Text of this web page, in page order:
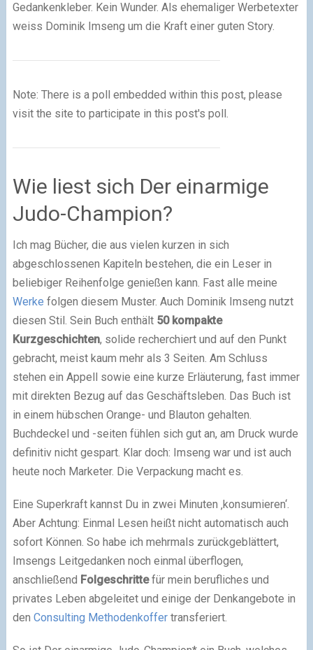
Gedankenkleber. Kein Wunder. Als ehemaliger Werbetexter
weiss Dominik Imseng um die Kraft einer guten Story.
Note: There is a poll embedded within this post, please
visit the site to participate in this post's poll.
Wie liest sich Der einarmige
Judo-Champion?
Ich mag Bücher, die aus vielen kurzen in sich
abgeschlossenen Kapiteln bestehen, die ein Leser in
beliebiger Reihenfolge genießen kann. Fast alle meine
Werke folgen diesem Muster. Auch Dominik Imseng nutzt
diesen Stil. Sein Buch enthält 50 kompakte
Kurzgeschichten, solide recherchiert und auf den Punkt
gebracht, meist kaum mehr als 3 Seiten. Am Schluss
stehen ein Appell sowie eine kurze Erläuterung, fast immer
mit direkten Bezug auf das Geschäftsleben. Das Buch ist
in einem hübschen Orange- und Blauton gehalten.
Buchdeckel und -seiten fühlen sich gut an, am Druck wurde
definitiv nicht gespart. Klar doch: Imseng war und ist auch
heute noch Marketer. Die Verpackung macht es.
Eine Superkraft kannst Du in zwei Minuten ‚konsumieren‘.
Aber Achtung: Einmal Lesen heißt nicht automatisch auch
sofort Können. So habe ich mehrmals zurückgeblättert,
Imsengs Leitgedanken noch einmal überflogen,
anschließend Folgeschrittefür mein berufliches und
privates Leben abgeleitet und einige der Denkangebote in
den Consulting Methodenkoffertransferiert.